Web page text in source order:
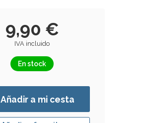
9,90 €
IVA incluido
En stock
Añadir a mi cesta